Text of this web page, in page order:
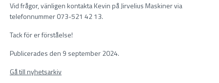
Vid frågor, vänligen kontakta Kevin på Jirvelius Maskiner via
telefonnummer 073-521 42 13.
Tack för er förståelse!
Publicerades den 9 september 2024.
Gå till nyhetsarkiv